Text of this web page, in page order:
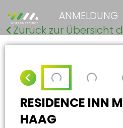
ANMELDUNG
Zurück zur Übersicht
RESIDENCE INN
HAAG